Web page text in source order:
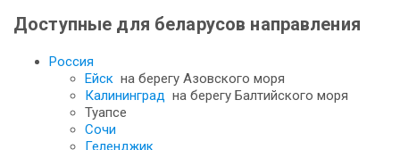
Доступные для беларусов направления
Россия
Ейск на берегу Азовского моря
Калининград на берегу Балтийского моря
Туапсе
Сочи
Геленджик